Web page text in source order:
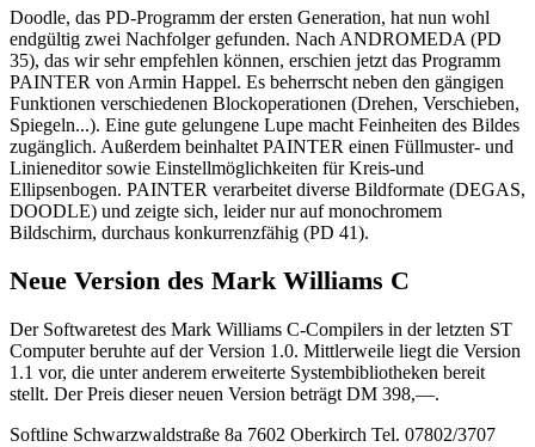
Doodle, das PD-Programm der ersten Generation, hat nun wohl
endgültig zwei Nachfolger gefunden. Nach ANDROMEDA (PD
35), das wir sehr empfehlen können, erschien jetzt das Programm
PAINTER von Armin Happel. Es beherrscht neben den gängigen
Funktionen verschiedenen Blockoperationen (Drehen, Verschieben,
Spiegeln...). Eine gute gelungene Lupe macht Feinheiten des Bildes
zugänglich. Außerdem beinhaltet PAINTER einen Füllmuster- und
Linieneditor sowie Einstellmöglichkeiten für Kreis-und
Ellipsenbogen. PAINTER verarbeitet diverse Bildformate (DEGAS,
DOODLE) und zeigte sich, leider nur auf monochromem
Bildschirm, durchaus konkurrenzfähig (PD 41).
Neue Version des Mark Williams C
Der Softwaretest des Mark Williams C-Compilers in der letzten ST
Computer beruhte auf der Version 1.0. Mittlerweile liegt die Version
1.1 vor, die unter anderem erweiterte Systembibliotheken bereit
stellt. Der Preis dieser neuen Version beträgt DM 398,—.
Softline Schwarzwaldstraße 8a 7602 Oberkirch Tel. 07802/3707